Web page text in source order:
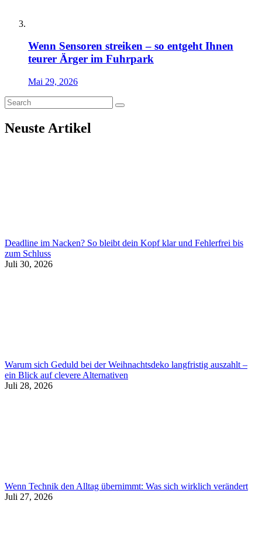
Wenn Sensoren streiken – so entgeht Ihnen
teurer Ärger im Fuhrpark
Mai 29, 2026
Neuste Artikel
Deadline im Nacken? So bleibt dein Kopf klar und Fehlerfrei bis
zum Schluss
Juli 30, 2026
Warum sich Geduld bei der Weihnachtsdeko langfristig auszahlt –
ein Blick auf clevere Alternativen
Juli 28, 2026
Wenn Technik den Alltag übernimmt: Was sich wirklich verändert
Juli 27, 2026